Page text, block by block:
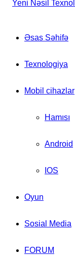
Əsas Səhifə
Texnologiya
Mobil cihazlar
Hamısı
Android
IOS
Oyun
Sosial Media
FORUM